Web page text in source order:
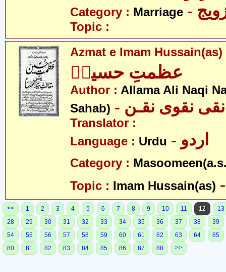
Category : Marriage
Topic :
Azmat e Imam Hussain(as)
عظمتِ حسینؑ
Author : Allama Ali Naqi
Sahab)
نقوی نقـن
Translator :
Language : Urdu - اردو
Category :
Topic : Imam Hussain(as)
<< 1 2 3 4 5 6 7 8 9 10 11 12
13
28
29 30 31 32 33 34 35 36 37 38
39
54
55 56 57 58 59 60 61 62 63 64
65
80
81 82 83 84 85 86 87 88 >>